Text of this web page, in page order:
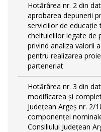
Hotărârea nr. 2 din
aprobarea depunerii
serviciilor de educație
cheltuielilor legate de
privind analiza valorii
pentru realizarea
parteneriat
Hotărârea nr. 3 din
modificarea și
Județean Argeș nr. 2/
componenței
Consiliului Județean